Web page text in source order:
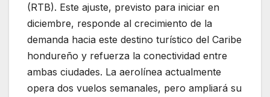
(RTB). Este ajuste, previsto para iniciar en
diciembre, responde al crecimiento de la
demanda hacia este destino turístico del Caribe
hondureño y refuerza la conectividad entre
ambas ciudades. La aerolínea actualmente
opera dos vuelos semanales, pero ampliará su